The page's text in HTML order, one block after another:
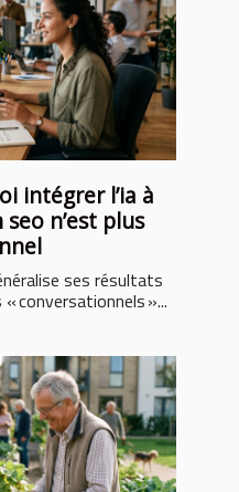
intégrer l’ia à
n’est plus
ses résultats
conversationnels »...